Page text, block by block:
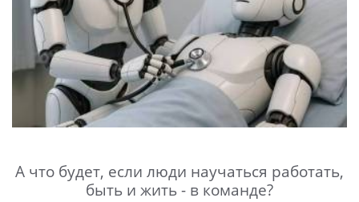
А что будет, если люди научаться работать,
быть и жить - в команде?